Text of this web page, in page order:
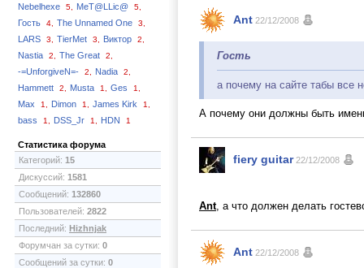
Nebelhexe 5, MeT@LLic@ 5,
Гость 4, The Unnamed One 3,
LARS 3, TierMet 3, Виктор 2,
Nastia 2, The Great 2,
-=UnforgiveN=- 2, Nadia 2,
Hammett 2, Musta 1, Ges 1,
Max 1, Dimon 1, James Kirk 1,
bass 1, DSS_Jr 1, HDN 1
Статистика форума
Категорий: 15
Дискуссий: 1581
Сообщений: 132860
Пользователей: 2822
Последний: Hizhnjak
Форумчан за сутки: 0
Сообщений за сутки: 0
Ant 22/12/2008
Гость
а почему на сайте табы все
А почему они должны быть
fiery guitar 22/12/2008
Ant, а что должен делать
Ant 22/12/2008